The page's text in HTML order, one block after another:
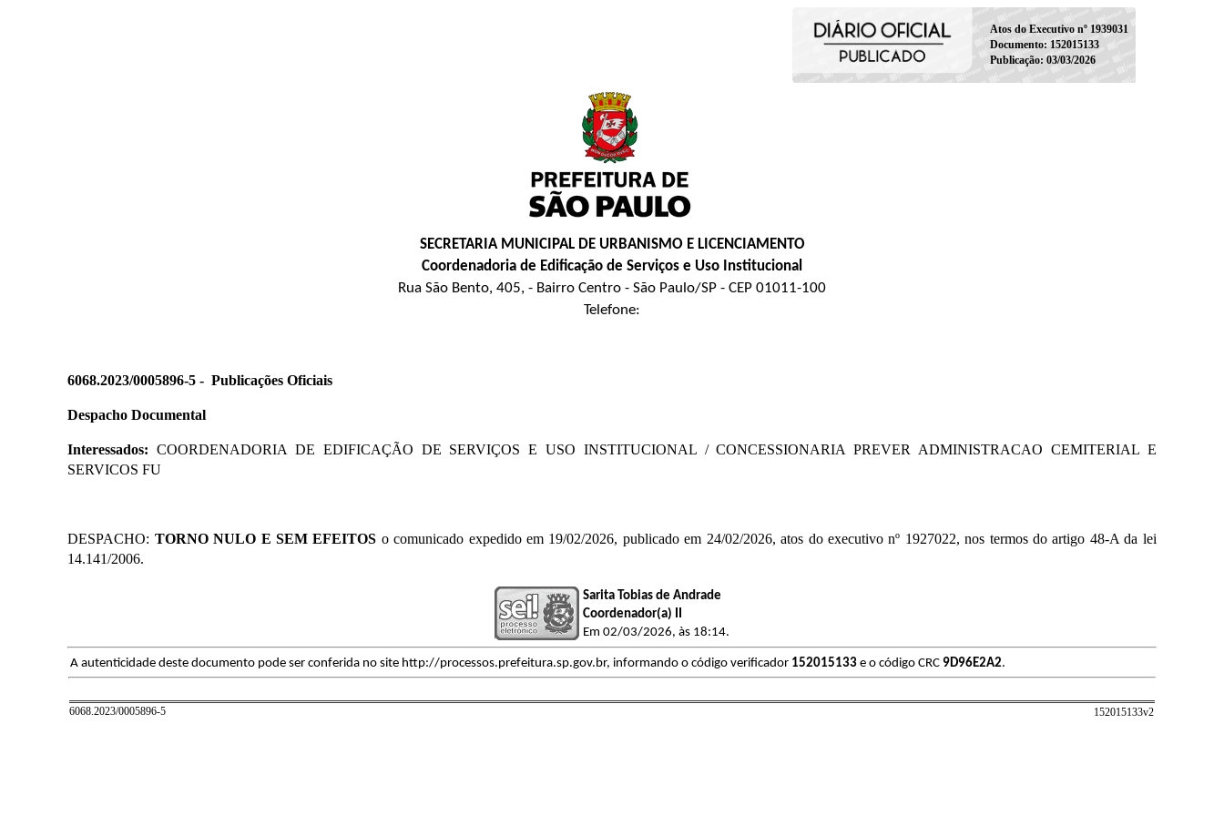
Atos do Executivo nº 1939031
Documento: 152015133
Publicação: 03/03/2026
SECRETARIA MUNICIPAL DE URBANISMO E LICENCIAMENTO
Coordenadoria de Edificação de Serviços e Uso Institucional
Rua São Bento, 405, - Bairro Centro - São Paulo/SP - CEP 01011-100
Telefone:
6068.2023/0005896-5 - Publicações Oficiais
Despacho Documental
Interessados:COORDENADORIA DE EDIFICAÇÃO DE SERVIÇOS E USO INSTITUCIONAL / CONCESSIONARIA PREVER ADMINISTRACAO CEMITERIAL E
SERVICOS FU
​DESPACHO: TORNO NULO E SEM EFEITOS o comunicado expedido em 19/02/2026, publicado em 24/02/2026, atos do executivo nº 1927022, nos termos do artigo 48-A da lei
14.141/2006.
Sarita Tobias de Andrade
Coordenador(a) II
Em 02/03/2026, às 18:14.
A autenticidade deste documento pode ser conferida no site http://processos.prefeitura.sp.gov.br, informando o código verificador 152015133 e o código CRC9D96E2A2.
6068.2023/0005896-5 152015133v2